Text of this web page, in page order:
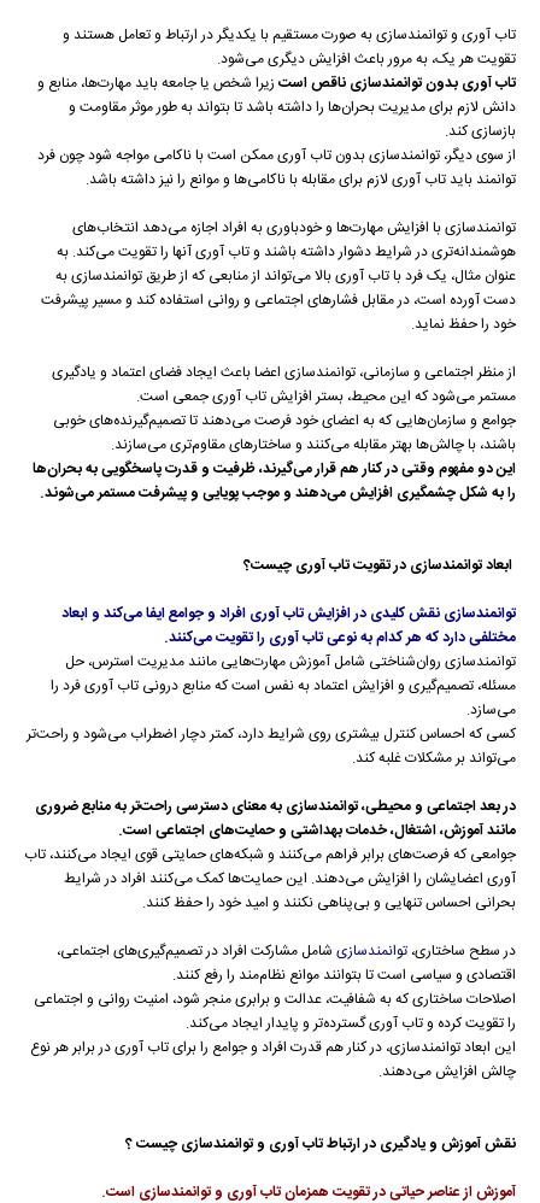
تاب آوری و توانمندسازی به صورت مستقیم با یکدیگر در ارتباط و تعامل هستند و
تقویت هر یک، به مرور باعث افزایش دیگری می‌شود.
تاب آوری بدون توانمندسازی ناقص است زیرا شخص یا جامعه باید مهارت‌ها، منابع و
دانش لازم برای مدیریت بحران‌ها را داشته باشد تا بتواند به طور موثر مقاومت و
بازسازی کند.
از سوی دیگر، توانمندسازی بدون تاب آوری ممکن است با ناکامی مواجه شود چون فرد
توانمند باید تاب آوری لازم برای مقابله با ناکامی‌ها و موانع را نیز داشته باشد.
توانمندسازی با افزایش مهارت‌ها و خودباوری به افراد اجازه می‌دهد انتخاب‌های
هوشمندانه‌تری در شرایط دشوار داشته باشند و تاب آوری آنها را تقویت می‌کند. به
عنوان مثال، یک فرد با تاب آوری بالا می‌تواند از منابعی که از طریق توانمندسازی به
دست آورده است، در مقابل فشارهای اجتماعی و روانی استفاده کند و مسیر پیشرفت
خود را حفظ نماید.
از منظر اجتماعی و سازمانی، توانمندسازی اعضا باعث ایجاد فضای اعتماد و یادگیری
مستمر می‌شود که این محیط، بستر افزایش تاب آوری جمعی است.
جوامع و سازمان‌هایی که به اعضای خود فرصت می‌دهند تا تصمیم‌گیرنده‌های خوبی
باشند، با چالش‌ها بهتر مقابله می‌کنند و ساختارهای مقاوم‌تری می‌سازند.
این دو مفهوم وقتی در کنار هم قرار می‌گیرند، ظرفیت و قدرت پاسخگویی به بحران‌ها
را به شکل چشمگیری افزایش می‌دهند و موجب پویایی و پیشرفت مستمر می‌شوند.
ابعاد توانمندسازی در تقویت تاب آوری چیست؟
توانمندسازی نقش کلیدی در افزایش تاب آوری افراد و جوامع ایفا می‌کند و ابعاد
مختلفی دارد که هر کدام به نوعی تاب آوری را تقویت می‌کنند.
توانمندسازی روان‌شناختی شامل آموزش مهارت‌هایی مانند مدیریت استرس، حل
مسئله، تصمیم‌گیری و افزایش اعتماد به نفس است که منابع درونی تاب آوری فرد را
می‌سازد.
کسی که احساس کنترل بیشتری روی شرایط دارد، کمتر دچار اضطراب می‌شود و راحت‌تر
می‌تواند بر مشکلات غلبه کند.
در بعد اجتماعی و محیطی، توانمندسازی به معنای دسترسی راحت‌تر به منابع ضروری
مانند آموزش، اشتغال، خدمات بهداشتی و حمایت‌های اجتماعی است.
جوامعی که فرصت‌های برابر فراهم می‌کنند و شبکه‌های حمایتی قوی ایجاد می‌کنند، تاب
آوری اعضایشان را افزایش می‌دهند. این حمایت‌ها کمک می‌کنند افراد در شرایط
بحرانی احساس تنهایی و بی‌پناهی نکنند و امید خود را حفظ کنند.
در سطح ساختاری، توانمندسازی شامل مشارکت افراد در تصمیم‌گیری‌های اجتماعی،
اقتصادی و سیاسی است تا بتوانند موانع نظام‌مند را رفع کنند.
اصلاحات ساختاری که به شفافیت، عدالت و برابری منجر شود، امنیت روانی و اجتماعی
را تقویت کرده و تاب آوری گسترده‌تر و پایدار ایجاد می‌کند.
این ابعاد توانمندسازی، در کنار هم قدرت افراد و جوامع را برای تاب آوری در برابر هر نوع
چالش افزایش می‌دهند.
نقش آموزش و یادگیری در ارتباط تاب آوری و توانمندسازی چیست ؟
آموزش از عناصر حیاتی در تقویت همزمان تاب آوری و توانمندسازی است.